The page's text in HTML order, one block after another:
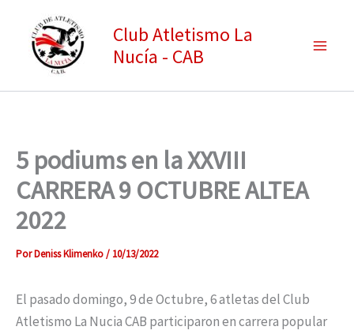
contenido
Club Atletismo La
Nucía - CAB
5 podiums en la XXVIII
CARRERA 9 OCTUBRE ALTEA
2022
PorDeniss Klimenko/ 10/13/2022
El pasado domingo, 9 de Octubre, 6 atletas del Club
Atletismo La Nucia CAB participaron en carrera popular